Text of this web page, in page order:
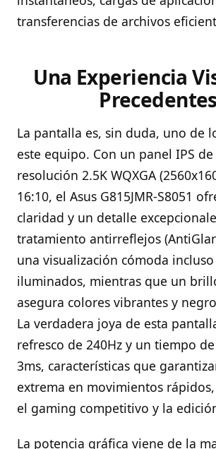
transferencias de archivos
Una Experiencia
Precedentes
La pantalla es, sin duda, uno de
este equipo. Con un panel IPS
resolución 2.5K WQXGA
16:10, el Asus G815JMR-S8051
claridad y un detalle
tratamiento antirreflejos
una visualización cómoda
iluminados, mientras que un
asegura colores vibrantes y
La verdadera joya de esta
refresco de 240Hz y un tiempo
3ms, características que
extrema en movimientos
el gaming competitivo y la
La potencia gráfica viene de la